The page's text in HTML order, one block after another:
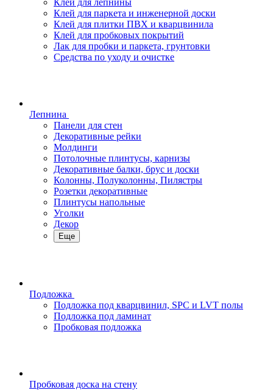
Клей для лепнины
Клей для паркета и инженерной доски
Клей для плитки ПВХ и кварцвинила
Клей для пробковых покрытий
Лак для пробки и паркета, грунтовки
Средства по уходу и очистке
Лепнина
Панели для стен
Декоративные рейки
Молдинги
Потолочные плинтусы, карнизы
Декоративные балки, брус и доски
Колонны, Полуколонны, Пилястры
Розетки декоративные
Плинтусы напольные
Уголки
Декор
Еще
Подложка
Подложка под кварцвинил, SPC и LVT полы
Подложка под ламинат
Пробковая подложка
Пробковая доска на стену